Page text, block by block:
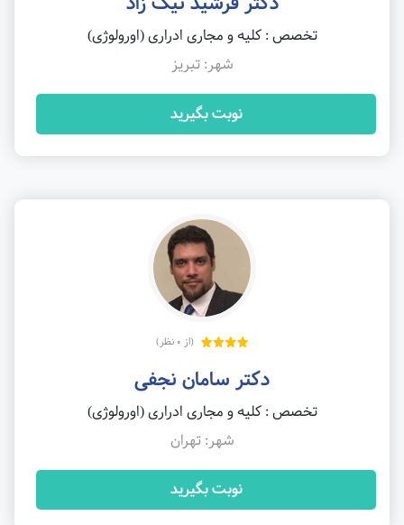
تخصص : کلیه و مجاری ادراری (اورولوژی)
شهر: تبریز
نوبت بگیرید
(از 0 نظر)
دکتر سامان نجفی
تخصص : کلیه و مجاری ادراری (اورولوژی)
شهر: تهران
نوبت بگیرید